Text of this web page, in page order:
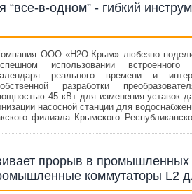
“все-в-одном” - гибкий
ООО «Н2О-Крым» любезно
использовании встроенного
реального времени и
разработки
45 кВт для изменения уставок
насосной станции для
филиала Крымского
прорыв в промышленных
коммутаторы L2